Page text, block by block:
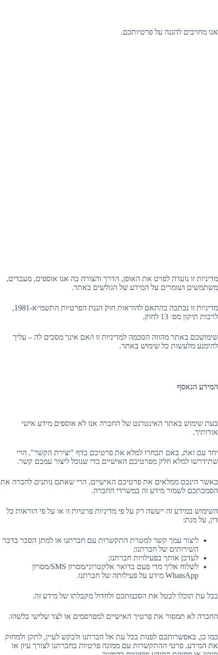
אנו מחויבים להגנה על פרטיותכם.
מדיניות זו נועדה לפרט את האופן, הדרך והצורה בה אנו אוספים, מעבדים,
משתמשים ושומרים על המידע של הגולשים באתר.
מדיניות זו נכתבה בהתאם להוראות חוק הגנת הפרטיות התשמ״א-1981,
לרבות תיקון מס׳ 13 לחוק.
שימושכם באתר מהווה הסכמה למדיניות זו ו/אם אינך מסכים לה – עליך
להימנע מלעשות כל שימוש באתר.
המידע הנאסף
בעת שימוש באתר האינטרנט של החברה אנו לא אוספים מידע אישי
אודותיך.
יחד עם זאת, באם תבחרו למלא את פרטיכם בדף "יצירת הקשר", הרי
שתידרשו למלא חלק מפרטיכם האישיים כדי שנוכל ליצור עמכם קשר.
כאשר הינכם ממלאים את פרטיכם האישיים, הרי שאתם נותנים לחברה את
הסמכתכם לשמור מידע זה במשרדי החברה.
השימוש במידע זה ייעשה רק על פי מדיניות פרטיות זו או על פי הוראות כל
דין, על מנת:
ליצור עמך קשר למטרת התקשרות עם חברתנו או למתן הסבר בדבר
השירותים של חברתנו;
לעדכן אותך בפעילויות חברתנו;
לשלוח אליך מדי פעם בדואר אלקטרוני/מסרון SMS/מסרון
WhatsApp מידע על פעילותה של חברתנו.
בכל עת תוכלו לבטל את הסכמתכם ולחדול מקבלתו של מידע זה.
החברה לא תמסור את פרטיך האישיים למפרסמים או לצד שלישי כלשהו.
כמו כן, באפשרותכם לפנות בכל עת אל חברתנו ולבקש לעיין, לתקן ולמחוק
את המידע. פרטי ההתקשרות עם ממונה פרטיות בחברתנו לצורך עיון או